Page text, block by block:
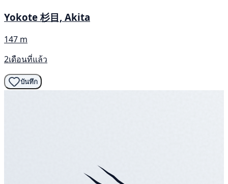
Yokote 杉目, Akita
147 m
2เดือนที่แล้ว
บันทึก